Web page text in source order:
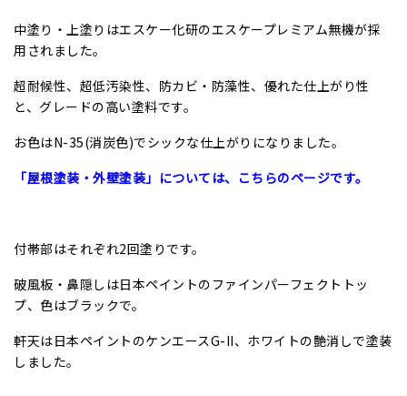
中塗り・上塗りはエスケー化研のエスケープレミアム無機が採
用されました。
超耐候性、超低汚染性、防カビ・防藻性、優れた仕上がり性
と、グレードの高い塗料です。
お色はN-35(消炭色)でシックな仕上がりになりました。
「屋根塗装・外壁塗装」については、こちらのページです。
付帯部はそれぞれ2回塗りです。
破風板・鼻隠しは日本ペイントのファインパーフェクトトッ
プ、色はブラックで。
軒天は日本ペイントのケンエースG-II、ホワイトの艶消しで塗装
しました。